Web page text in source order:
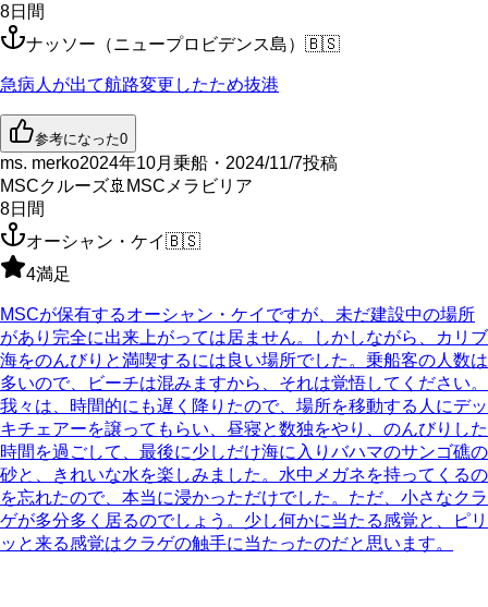
8日間
ナッソー（ニュープロビデンス島） 🇧🇸
急病人が出て航路変更したため抜港
参考になった0
ms. merko2024年10月乗船・2024/11/7投稿
MSCクルーズ🚢 MSCメラビリア
8日間
オーシャン・ケイ🇧🇸
4満足
MSCが保有するオーシャン・ケイですが、未だ建設中の場所
があり完全に出来上がっては居ません。しかしながら、カリブ
海をのんびりと満喫するには良い場所でした。乗船客の人数は
多いので、ビーチは混みますから、それは覚悟してください。
我々は、時間的にも遅く降りたので、場所を移動する人にデッ
キチェアーを譲ってもらい、昼寝と数独をやり、のんびりした
時間を過ごして、最後に少しだけ海に入りバハマのサンゴ礁の
砂と、きれいな水を楽しみました。水中メガネを持ってくるの
を忘れたので、本当に浸かっただけでした。ただ、小さなクラ
ゲが多分多く居るのでしょう。少し何かに当たる感覚と、ピリ
ッと来る感覚はクラゲの触手に当たったのだと思います。